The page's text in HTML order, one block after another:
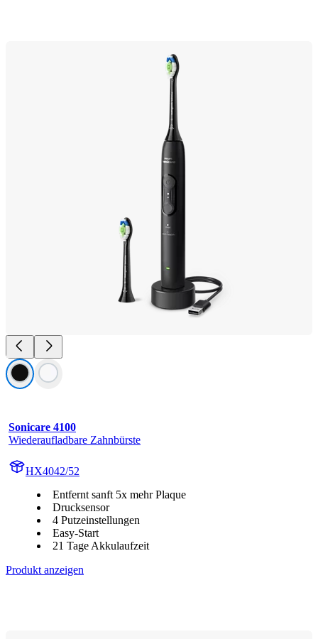
Sonicare 4100
Wiederaufladbare Zahnbürste
HX4042/52
Entfernt sanft 5x mehr Plaque
Drucksensor
4 Putzeinstellungen
Easy-Start
21 Tage Akkulaufzeit
Produkt anzeigen